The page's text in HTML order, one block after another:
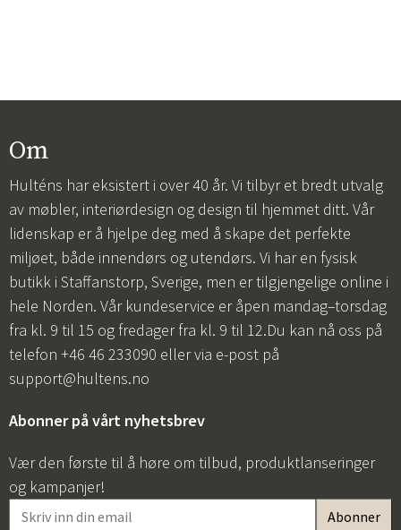
Om
Hulténs har eksistert i over 40 år. Vi tilbyr et bredt utvalg
av møbler, interiørdesign og design til hjemmet ditt. Vår
lidenskap er å hjelpe deg med å skape det perfekte
miljøet, både innendørs og utendørs. Vi har en fysisk
butikk i Staffanstorp, Sverige, men er tilgjengelige online i
hele Norden. Vår kundeservice er åpen mandag–torsdag
fra kl. 9 til 15 og fredager fra kl. 9 til 12.Du kan nå oss på
telefon +46 46 233090 eller via e-post på
support@hultens.no
Abonner på vårt nyhetsbrev
Vær den første til å høre om tilbud, produktlanseringer
og kampanjer!